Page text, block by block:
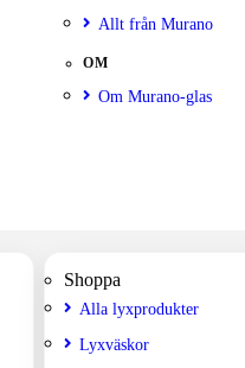
Allt från Murano
OM
Om Murano-glas
Shoppa
Alla lyxprodukter
Lyxväskor